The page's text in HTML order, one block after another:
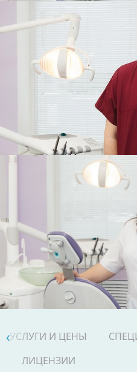
›УСЛУГИ И ЦЕНЫ
ЛИЦЕНЗИИ